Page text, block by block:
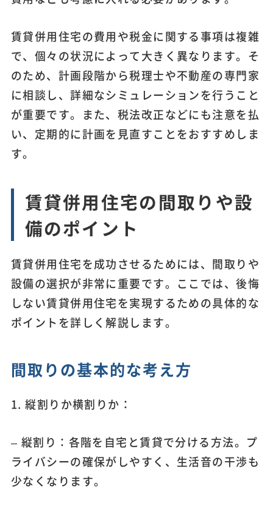
賃貸併用住宅の費用や税金に関する事項は複雑
で、個々の状況によって大きく異なります。そ
のため、計画段階から税理士や不動産の専門家
に相談し、詳細なシミュレーションを行うこと
が重要です。また、税法改正などにも注意を払
い、定期的に計画を見直すことをおすすめしま
す。
賃貸併用住宅の間取りや設
備のポイント
賃貸併用住宅を成功させるためには、間取りや
設備の選択が非常に重要です。ここでは、後悔
しない賃貸併用住宅を実現するための具体的な
ポイントを詳しく解説します。
間取りの基本的な考え方
1. 縦割りか横割りか：
– 縦割り：各階を自宅と賃貸で分ける方法。プ
ライバシーの確保がしやすく、生活音の干渉も
少なくなります。